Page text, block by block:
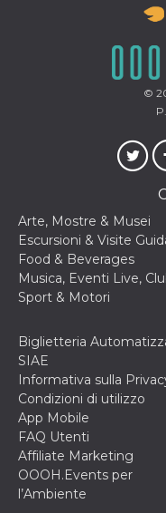
©
Arte, Mostre & Musei
Escursioni & Visite
Food & Beverages
Musica, Eventi Live,
Sport & Motori
Biglietteria
SIAE
Informativa sulla
Condizioni di utilizzo
App Mobile
FAQ Utenti
Affiliate Marketing
OOOH.Events per
l’Ambiente